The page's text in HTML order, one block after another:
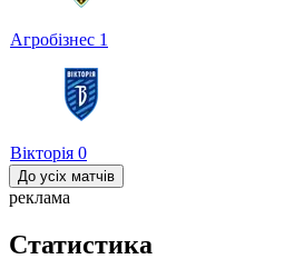
Агробізнес 1
Вікторія 0
До усіх матчів
реклама
Статистика